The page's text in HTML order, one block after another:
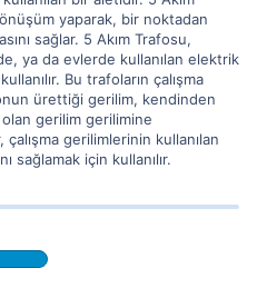
yaparak, bir noktadan
sağlar. 5 Akım Trafosu,
ya da evlerde kullanılan elektrik
Bu trafoların çalışma
ürettiği gerilim, kendinden
gerilim gerilimine
gerilimlerinin kullanılan
sağlamak için kullanılır.